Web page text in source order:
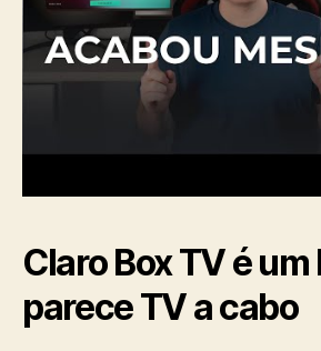
Claro Box TV é
parece TV a cabo